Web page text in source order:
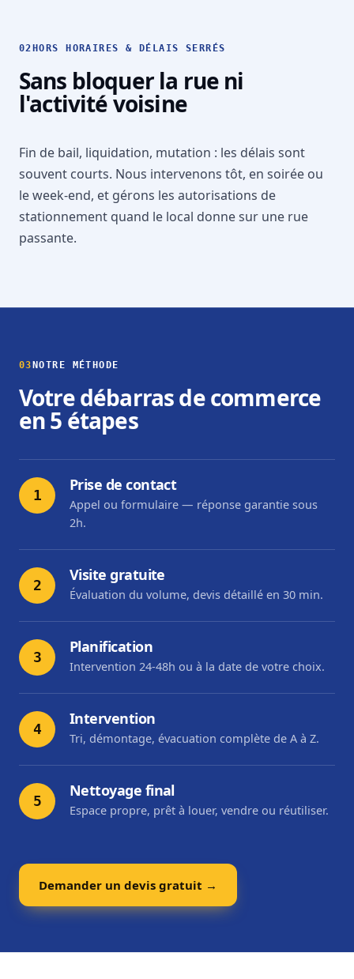
02 HORS HORAIRES & DÉLAIS SERRÉS
Sans bloquer la rue ni
l'activité voisine
Fin de bail, liquidation, mutation : les délais sont
souvent courts. Nous intervenons tôt, en soirée ou
le week-end, et gérons les autorisations de
stationnement quand le local donne sur une rue
passante.
03 NOTRE MÉTHODE
Votre débarras de commerce
en 5 étapes
1
Prise de contact
Appel ou formulaire — réponse garantie sous
2h.
2
Visite gratuite
Évaluation du volume, devis détaillé en 30 min.
3
Planification
Intervention 24-48h ou à la date de votre choix.
4
Intervention
Tri, démontage, évacuation complète de A à Z.
5
Nettoyage final
Espace propre, prêt à louer, vendre ou réutiliser.
Demander un devis gratuit →